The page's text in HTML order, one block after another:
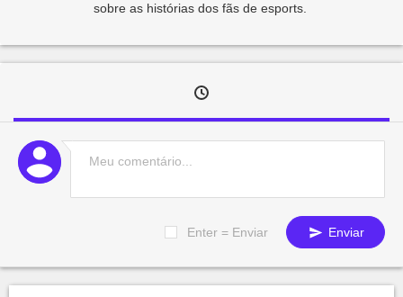
sobre as histórias dos fãs de esports.
Enter = Enviar Enviar